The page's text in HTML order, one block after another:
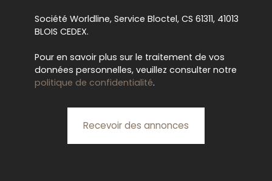
Société Worldline, Service Bloctel, CS 61311, 41013
BLOIS CEDEX.
Pour en savoir plus sur le traitement de vos
données personnelles, veuillez consulter notre
politique de confidentialité.
Recevoir des annonces